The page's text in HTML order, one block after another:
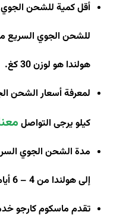
للشحن الجوي السريع
هولندا هو لوزن 30 كغ
.
كيلو يرجى التواصل
مدة الشحن الجوي
إلى هولندا من 4 – 6 أيام
تقدم ماسكوم كارجو